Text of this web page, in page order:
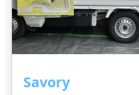
Savory